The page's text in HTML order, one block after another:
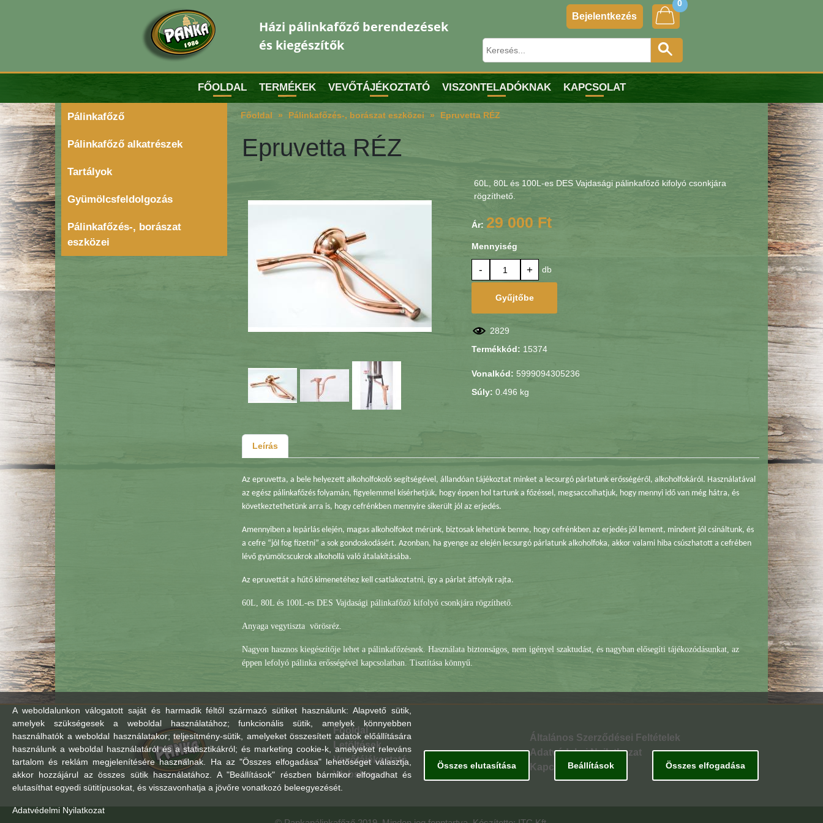
Házi pálinkafőző berendezések
és kiegészítők
Bejelentkezés
0
FŐOLDAL TERMÉKEK VEVŐTÁJÉKOZTATÓ VISZONTELADÓKNAK KAPCSOLAT
Pálinkafőző
Pálinkafőző alkatrészek
Tartályok
Gyümölcsfeldolgozás
Pálinkafőzés-, borászat
eszközei
Főoldal Pálinkafőzés-, borászat eszközei Epruvetta RÉZ
Epruvetta RÉZ
60L, 80L és 100L-es DES Vajdasági pálinkafőző kifolyó csonkjára
rögzíthető.
Ár: 29 000 Ft
Mennyiség
- + db
Gyűjtőbe
2829
Termékkód: 15374
Vonalkód: 5999094305236
Súly: 0.496 kg
Leírás
Az epruvetta, a bele helyezett alkoholfokoló segítségével, állandóan tájékoztat minket a lecsurgó párlatunk erősségéről, alkoholfokáról. Használatával
az egész pálinkafőzés folyamán, figyelemmel kísérhetjük, hogy éppen hol tartunk a főzéssel, megsaccolhatjuk, hogy mennyi idő van még hátra, és
következtethetünk arra is, hogy cefrénkben mennyire sikerült jól az erjedés.
Amennyiben a lepárlás elején, magas alkoholfokot mérünk, biztosak lehetünk benne, hogy cefrénkben az erjedés jól lement, mindent jól csináltunk, és
a cefre “jól fog fizetni” a sok gondoskodásért. Azonban, ha gyenge az elején lecsurgó párlatunk alkoholfoka, akkor valami hiba csúszhatott a cefrében
lévő gyümölcscukrok alkohollá való átalakításába.
Az epruvettát a hűtő kimenetéhez kell csatlakoztatni, így a párlat átfolyik rajta.
60L, 80L és 100L-es DES Vajdasági pálinkafőző kifolyó csonkjára rögzíthető.
Anyaga vegytiszta vörösréz.
Nagyon hasznos kiegészítője lehet a pálinkafőzésnek. Használata biztonságos, nem igényel szaktudást, és nagyban elősegíti tájékozódásunkat, az
éppen lefolyó pálinka erősségével kapcsolatban. Tisztítása könnyű.
Főoldal
Letöltések
Vevőtájékoztató
Webshop
Általános Szerződései Feltételek
Adatvédelmi Nyilatkozat
Kapcsolat
A weboldalunkon válogatott saját és harmadik féltől származó sütiket használunk: Alapvető sütik,
amelyek szükségesek a weboldal használatához; funkcionális sütik, amelyek könnyebben
használhatók a weboldal használatakor; teljesítmény-sütik, amelyeket összesített adatok előállítására
használunk a weboldal használatáról és a statisztikákról; és marketing cookie-k, amelyeket releváns
tartalom és reklám megjelenítésére használnak. Ha az "Összes elfogadása" lehetőséget választja,
akkor hozzájárul az összes sütik használatához. A "Beállítások" részben bármikor elfogadhat és
elutasíthat egyedi sütitípusokat, és visszavonhatja a jövőre vonatkozó beleegyezését.
Adatvédelmi Nyilatkozat
Összes elutasítása Beállítások Összes elfogadása